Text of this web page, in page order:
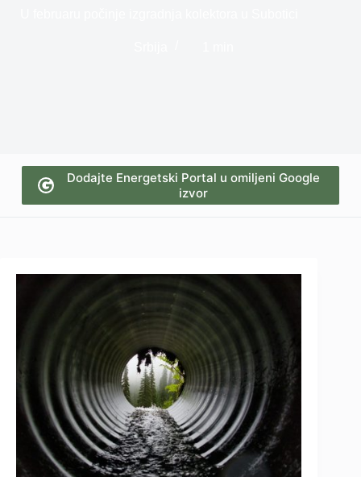
Dodajte Energetski Portal u omiljeni Google
izvor